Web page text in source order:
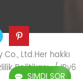
Ltd.Her hakkı
Politikası / IPv6